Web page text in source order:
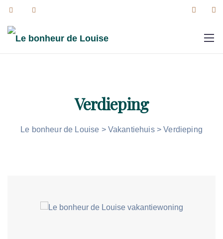
Verdieping
Le bonheur de Louise > Vakantiehuis>Verdieping